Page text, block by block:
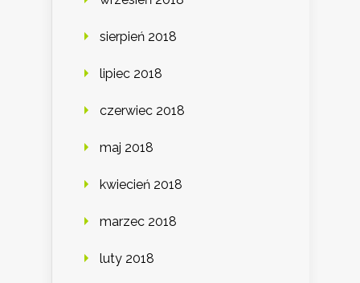
sierpień 2018
lipiec 2018
czerwiec 2018
maj 2018
kwiecień 2018
marzec 2018
luty 2018